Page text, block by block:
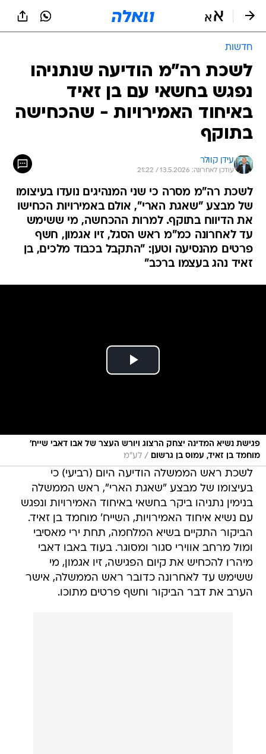
חדשות
לשכת רה"מ הודיעה שנתניהו
נפגש בחשאי עם בן זאיד
באיחוד האמירויות - שהכחישה
בתוקף
עידן קוולר
עודכן לאחרונה: 13.5.2026 / 21:22
לשכת רה"מ מסרה כי שני המנהיגים נועדו בעיצומו
של מבצע "שאגת הארי", אולם באמירויות הכחישו
את הדיווח בתוקף. למרות ההכחשה, מי ששימש
עד לאחרונה כמ"מ ראש הסגל, זיו אגמון, חשף
פרטים מהנסיעה וטען: "התקבל בכבוד מלכים, בן
זאיד נהג בעצמו ברכב"
פגישת נשיא המדינה יצחק הרצוג ויורש העצר של אבו דאבי שייח'
מוחמד בן זאיד, עמוס בן גרשום
/ לע"מ
לשכת ראש הממשלה הודיעה היום (רביעי) כי
בעיצומו של מבצע "שאגת הארי", ראש הממשלה
בנימין נתניהו ביקר בחשאי באיחוד האמירויות ונפגש
עם נשיא איחוד האמירויות, השייח' מוחמד בן זאיד.
הביקור התקיים בשיא המלחמה, תחת ירי מאסיבי
ומול מרחב אווירי סגור ומסוגר. בעוד באבו דאבי
מיהרו להכחיש את קיום הפגישה, זיו אגמון, מי
ששימש עד לאחרונה כדובר ראש הממשלה, אישר
הערב את דבר הביקור וחשף פרטים מתוכו.